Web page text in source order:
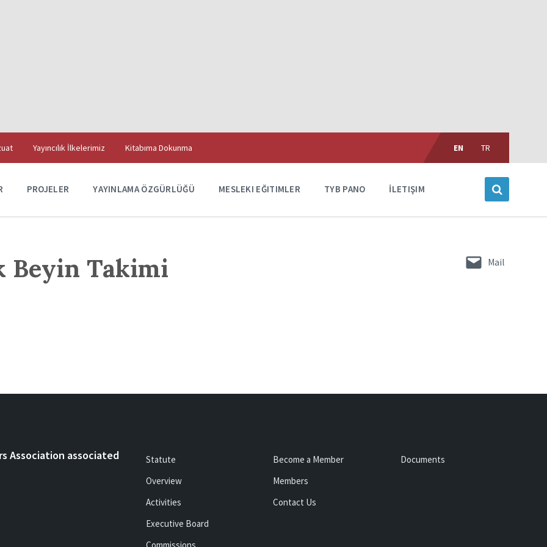
Yayıncılık İlkelerimiz
Kitabıma Dokunma
Choose
language:
EN TR
PROJELER YAYINLAMA ÖZGÜRLÜĞÜ MESLEKI EĞITIMLER TYB PANO İLETIŞIM
Beyin Takimi Mail
Association associated
Statute
Overview
Activities
Executive Board
Become a Member
Members
Contact Us
Documents